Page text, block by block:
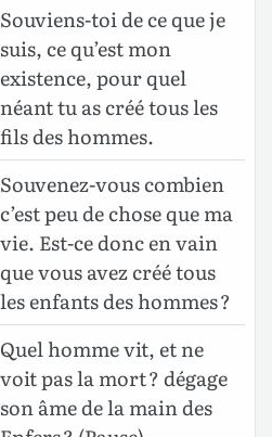
Souviens-toi de ce que je
suis, ce qu’est mon
existence, pour quel
néant tu as créé tous les
fils des hommes.
Souvenez-vous combien
c’est peu de chose que ma
vie. Est-ce donc en vain
que vous avez créé tous
les enfants des hommes ?
Quel homme vit, et ne
voit pas la mort ? dégage
son âme de la main des